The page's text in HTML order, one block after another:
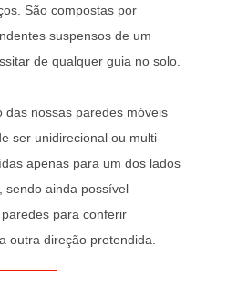
São compostas por
suspensos de um
de qualquer guia no solo.
das nossas paredes móveis
ser unidirecional ou multi-
apenas para um dos lados
sendo ainda possível
para conferir
outra direção pretendida.